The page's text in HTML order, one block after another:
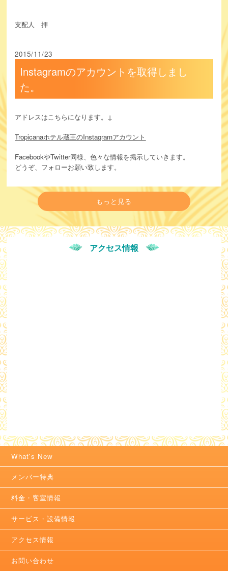
支配人 拝
2015/11/23
Instagramのアカウントを取得しまし
た。
アドレスはこちらになります。↓
Tropicanaホテル蔵王のInstagramアカウント
FacebookやTwitter同様、色々な情報を掲示していきます。
どうぞ、フォローお願い致します。
もっと見る
アクセス情報
What's New
メンバー特典
料金・客室情報
サービス・設備情報
アクセス情報
お問い合わせ